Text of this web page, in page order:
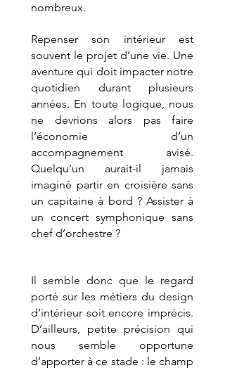
nombreux.
Repenser son intérieur est
souvent le projet d’une vie. Une
aventure qui doit impacter notre
quotidien durant plusieurs
années. En toute logique, nous
ne devrions alors pas faire
l’économie d’un
accompagnement avisé.
Quelqu’un aurait-il jamais
imaginé partir en croisière sans
un capitaine à bord ? Assister à
un concert symphonique sans
chef d’orchestre ?
Il semble donc que le regard
porté sur les métiers du design
d’intérieur soit encore imprécis.
D’ailleurs, petite précision qui
nous semble opportune
d’apporter à ce stade : le champ